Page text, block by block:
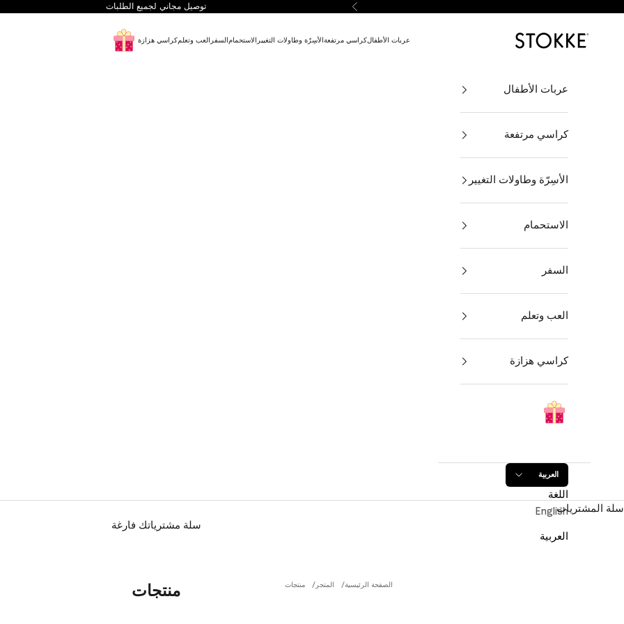
السابق توصيل مجاني لجميع الطلبات
Stokke Online عربات الأطفالكراسي مرتفعة الأسِرّة وطاولات التغيير الاستحمام السفر العب وتعلمكراسي هزازة
عربات الأطفال
كراسي مرتفعة
الأسِرّة وطاولات التغيير
الاستحمام
السفر
العب وتعلم
كراسي هزازة
العربية
اللغة
English
العربية
سلة المشتريات
سلة مشترياتك فارغة
الصفحة الرئيسية المتجر منتجات منتجات